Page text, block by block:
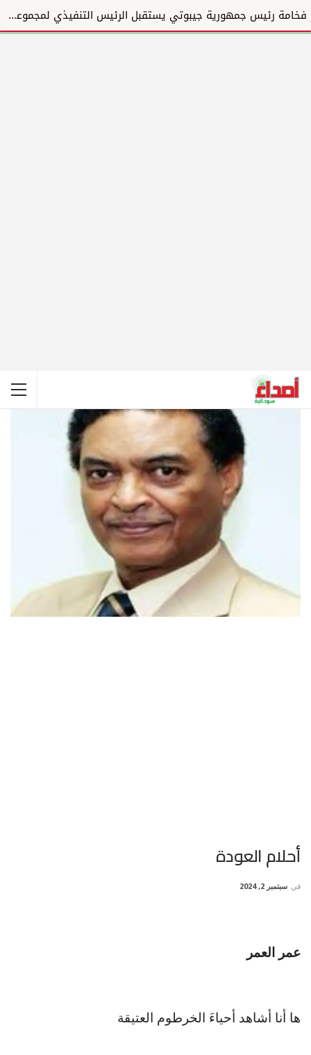
فخامة رئيس جمهورية جيبوتي يستقبل الرئيس التنفيذي لمجموعة المبارك للإنشاءات والتطوير العقاري ويؤكد دع...
أحلام العودة
في سبتمبر 2, 2024
عمر العمر
ها أنا أشاهد أحياءَ الخرطوم العتيقة